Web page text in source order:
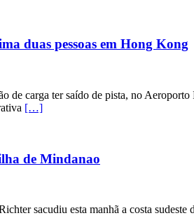
duas pessoas em Hong Kong
de carga ter saído de pista, no
[…]
de Mindanao
sacudiu esta manhã a costa